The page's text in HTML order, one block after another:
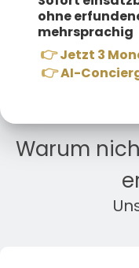
Jobmesse FH
Warum
ohne
mehrsprachig
👉Jetzt 3
👉AI-